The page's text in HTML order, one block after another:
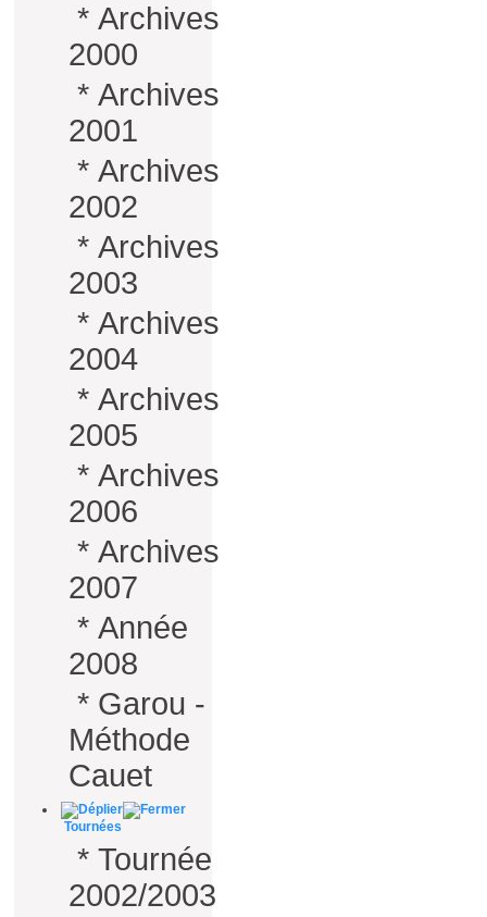
* Archives
2000
* Archives
2001
* Archives
2002
* Archives
2003
* Archives
2004
* Archives
2005
* Archives
2006
* Archives
2007
* Année
2008
* Garou -
Méthode
Cauet
Tournées
* Tournée
2002/2003